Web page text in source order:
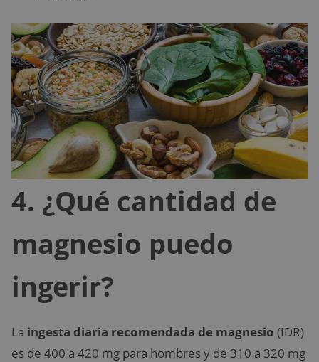
4. ¿Qué cantidad de
magnesio puedo
ingerir?
La ingesta diaria recomendada de magnesio (IDR)
es de 400 a 420 mg para hombres y de 310 a 320 mg